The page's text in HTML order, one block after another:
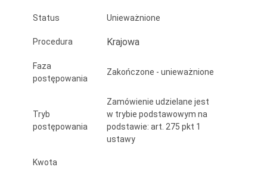
Status Unieważnione
Procedura Krajowa
Faza
postępowania
Zakończone - unieważnione
Tryb
postępowania
Zamówienie udzielane jest
w trybie podstawowym na
podstawie: art. 275 pkt 1
ustawy
Kwota